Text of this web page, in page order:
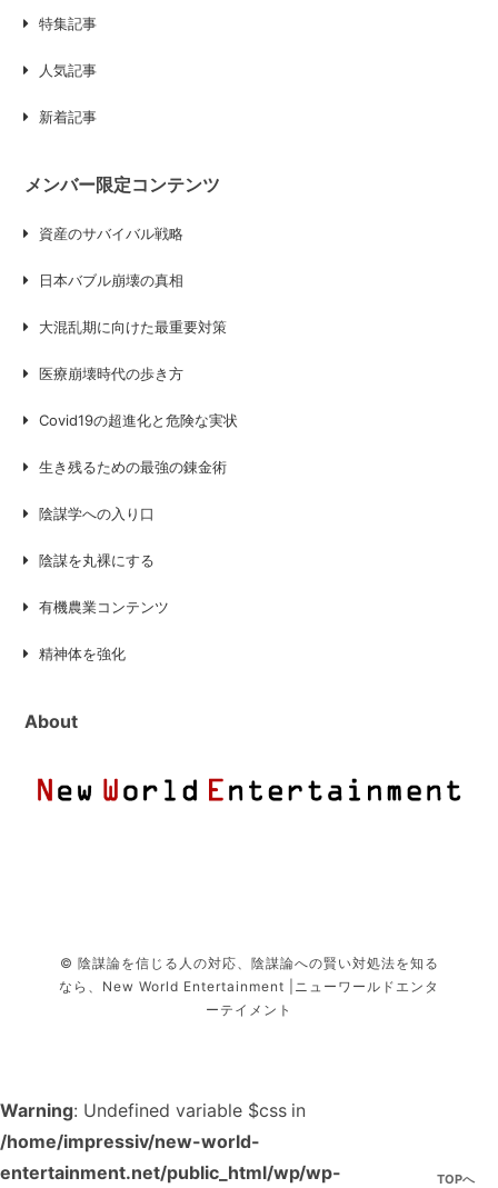
特集記事
人気記事
新着記事
メンバー限定コンテンツ
資産のサバイバル戦略
日本バブル崩壊の真相
大混乱期に向けた最重要対策
医療崩壊時代の歩き方
Covid19の超進化と危険な実状
生き残るための最強の錬金術
陰謀学への入り口
陰謀を丸裸にする
有機農業コンテンツ
精神体を強化
About
TOPへ
© 陰謀論を信じる人の対応、陰謀論への賢い対処法を知る
なら、New World Entertainment |ニューワールドエンタ
ーテイメント
Warning: Undefined variable $css in
/home/impressiv/new-world-
entertainment.net/public_html/wp/wp-